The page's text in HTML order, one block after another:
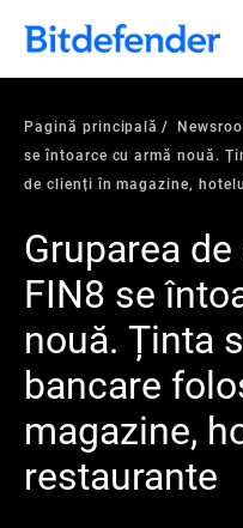
Pagină principală
se întoarce cu armă nouă.
de clienți în magazine,
Gruparea
FIN8 se
nouă. Ținta
bancare
magazine,
restaurante